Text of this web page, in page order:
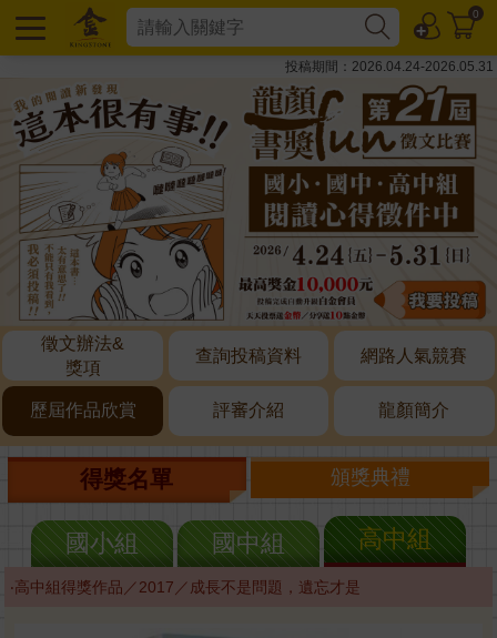
0
投稿期間：2026.04.24-2026.05.31
徵文辦法&
獎項
查詢投稿資料 網路人氣競賽
歷屆作品欣賞 評審介紹 龍顏簡介
得獎名單 頒獎典禮
國小組 國中組 高中組
‧高中組得獎作品／2017／成長不是問題，遺忘才是